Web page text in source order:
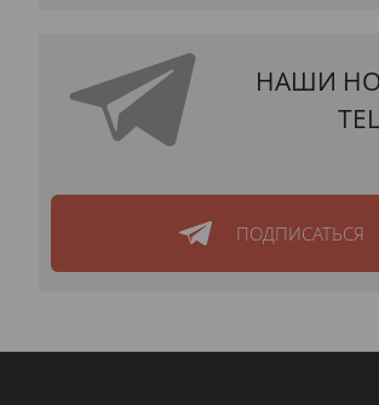
НАШИ
ПОДПИСАТЬСЯ